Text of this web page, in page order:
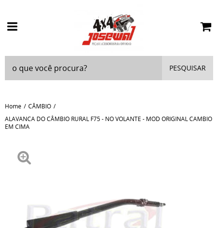
PESQUISAR
Home
CÂMBIO
ALAVANCA DO CÂMBIO RURAL F75 - NO VOLANTE - MOD ORIGINAL CAMBIO
EM CIMA